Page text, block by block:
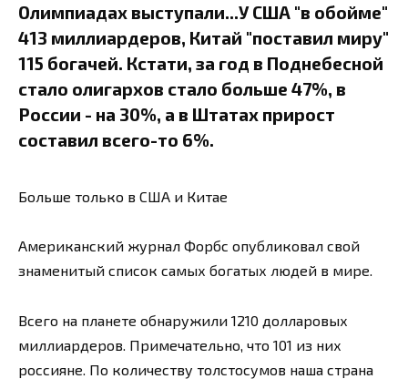
Олимпиадах выступали...У США "в обойме"
413 миллиардеров, Китай "поставил миру"
115 богачей. Кстати, за год в Поднебесной
стало олигархов стало больше 47%, в
России - на 30%, а в Штатах прирост
составил всего-то 6%.
Больше только в США и Китае
Американский журнал Форбс опубликовал свой
знаменитый список самых богатых людей в мире.
Всего на планете обнаружили 1210 долларовых
миллиардеров. Примечательно, что 101 из них
россияне. По количеству толстосумов наша страна